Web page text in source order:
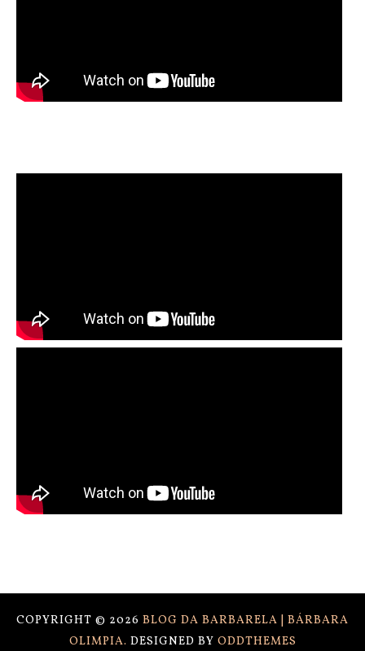
COPYRIGHT © 2026 BLOG DA BARBARELA | BÁRBARA
OLIMPIA. DESIGNED BY ODDTHEMES